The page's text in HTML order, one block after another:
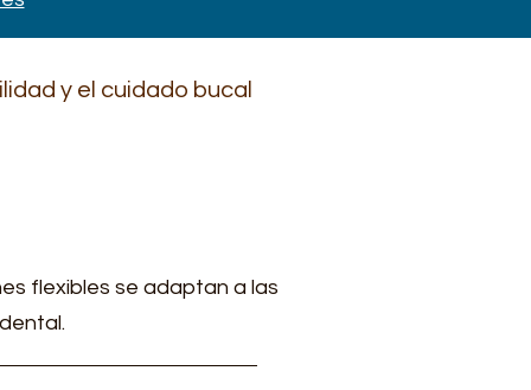
y el cuidado bucal
flexibles se adaptan a las